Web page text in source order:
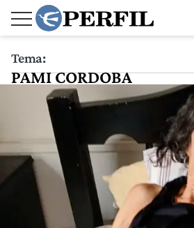
Tema:
PAMI CORDOBA